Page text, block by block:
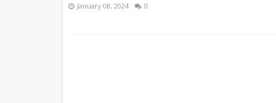
January 08, 2024 0